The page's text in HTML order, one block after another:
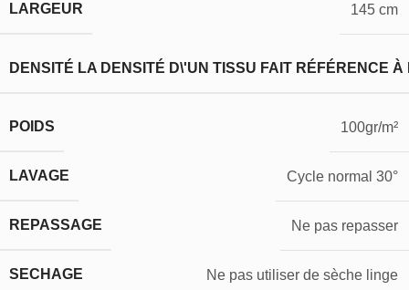
LARGEUR 145 cm
DENSITÉ LA DENSITÉ D\'UN TISSU FAIT RÉFÉRENCE
POIDS 100gr/m²
LAVAGE Cycle normal 30°
REPASSAGE Ne pas repasser
SECHAGE Ne pas utiliser de sèche linge